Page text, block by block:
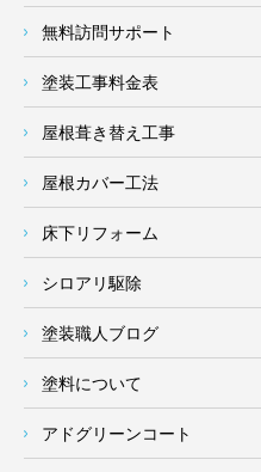
無料訪問サポート
塗装工事料金表
屋根葺き替え工事
屋根カバー工法
床下リフォーム
シロアリ駆除
塗装職人ブログ
塗料について
アドグリーンコート